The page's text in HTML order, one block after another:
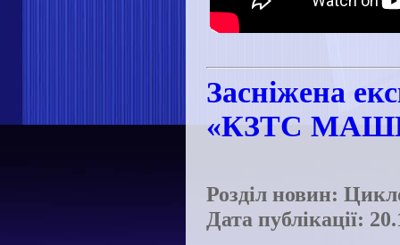
Засніжена
«КЗТС
Розділ новин:
Дата публікації: